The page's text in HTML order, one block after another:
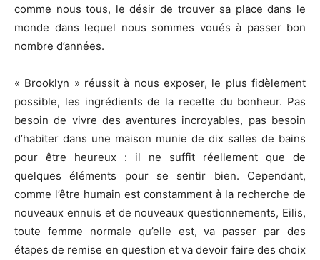
comme nous tous, le désir de trouver sa place dans le
monde dans lequel nous sommes voués à passer bon
nombre d’années.
« Brooklyn » réussit à nous exposer, le plus fidèlement
possible, les ingrédients de la recette du bonheur. Pas
besoin de vivre des aventures incroyables, pas besoin
d’habiter dans une maison munie de dix salles de bains
pour être heureux : il ne suffit réellement que de
quelques éléments pour se sentir bien. Cependant,
comme l’être humain est constamment à la recherche de
nouveaux ennuis et de nouveaux questionnements, Eilis,
toute femme normale qu’elle est, va passer par des
étapes de remise en question et va devoir faire des choix